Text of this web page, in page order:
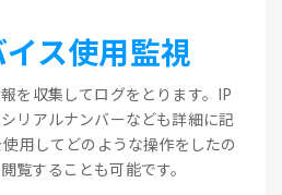
ス使用監視
を収集してログをとります。IP
リアルナンバーなども詳細に記
用してどのような操作をしたの
覧することも可能です。